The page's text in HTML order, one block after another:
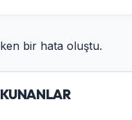
bir hata oluştu.